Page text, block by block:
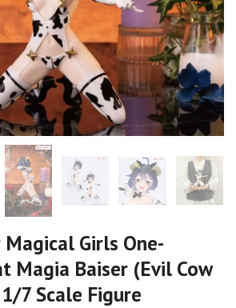
Magical Girls One-
Magia Baiser (Evil Cow
7 Scale Figure